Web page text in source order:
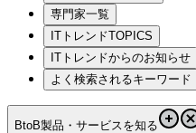
専門家一覧
ITトレンドTOPICS
ITトレンドからのお知らせ
よく検索されるキーワード
BtoB製品・サービスを知る